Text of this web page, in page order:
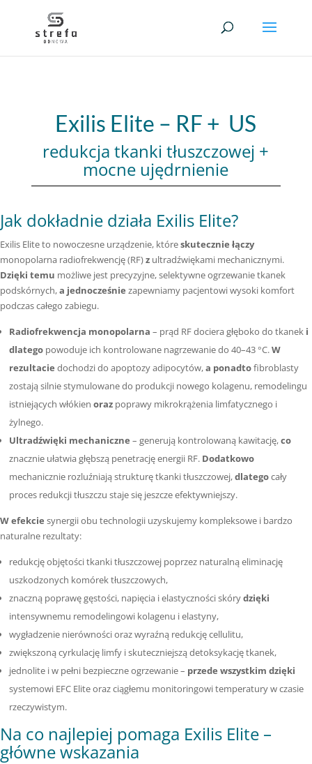
Exilis Elite – RF + US
redukcja tkanki tłuszczowej +
mocne ujędrnienie
Jak dokładnie działa Exilis Elite?
Exilis Elite to nowoczesne urządzenie, któreskutecznie łączy
monopolarna radiofrekwencję (RF)z ultradźwiękami mechanicznymi.
Dzięki temu możliwe jest precyzyjne, selektywne ogrzewanie tkanek
podskórnych,a jednocześnie zapewniamy pacjentowi wysoki komfort
podczas całego zabiegu.
Radiofrekwencja monopolarna – prąd RF dociera głęboko do tkanek i
dlatego powoduje ich kontrolowane nagrzewanie do 40–43 °C.W
rezultacie dochodzi do apoptozy adipocytów,a ponadtofibroblasty
zostają silnie stymulowane do produkcji nowego kolagenu, remodelingu
istniejących włókien oraz poprawy mikrokrążenia limfatycznego i
żylnego.
Ultradźwięki mechaniczne – generują kontrolowaną kawitację,co
znacznie ułatwia głębszą penetrację energii RF. Dodatkowo
mechanicznie rozluźniają strukturę tkanki tłuszczowej,dlategocały
proces redukcji tłuszczu staje się jeszcze efektywniejszy.
W efekcie synergii obu technologii uzyskujemy kompleksowe i bardzo
naturalne rezultaty:
redukcję objętości tkanki tłuszczowej poprzez naturalną eliminację
uszkodzonych komórek tłuszczowych,
znaczną poprawę gęstości, napięcia i elastyczności skórydzięki
intensywnemu remodelingowi kolagenu i elastyny,
wygładzenie nierówności oraz wyraźną redukcję cellulitu,
zwiększoną cyrkulację limfy i skuteczniejszą detoksykację tkanek,
jednolite i w pełni bezpieczne ogrzewanie – przede wszystkim dzięki
systemowi EFC Elite oraz ciągłemu monitoringowi temperatury w czasie
rzeczywistym.
Na co najlepiej pomaga Exilis Elite –
główne wskazania